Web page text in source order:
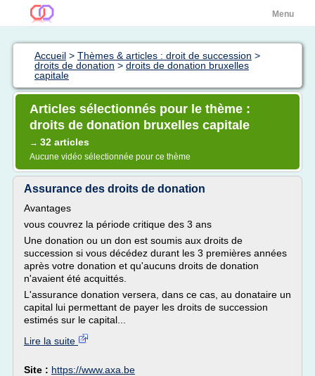
Menu
Accueil > Thèmes & articles : droit de succession >
droits de donation > droits de donation bruxelles
capitale
Articles sélectionnés pour le thème :
droits de donation bruxelles capitale
→ 32 articles
Aucune vidéo sélectionnée pour ce thème
Assurance des droits de donation
Avantages
vous couvrez la période critique des 3 ans
Une donation ou un don est soumis aux droits de
succession si vous décédez durant les 3 premières années
après votre donation et qu'aucuns droits de donation
n'avaient été acquittés.
L'assurance donation versera, dans ce cas, au donataire un
capital lui permettant de payer les droits de succession
estimés sur le capital...
Lire la suite
Site : https://www.axa.be